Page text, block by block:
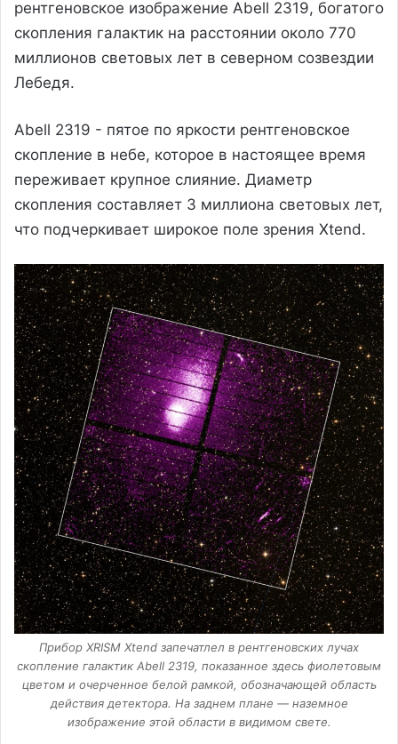
рентгеновское изображение Abell 2319, богатого
скопления галактик на расстоянии около 770
миллионов световых лет в северном созвездии
Лебедя.
Abell 2319 - пятое по яркости рентгеновское
скопление в небе, которое в настоящее время
переживает крупное слияние. Диаметр
скопления составляет 3 миллиона световых лет,
что подчеркивает широкое поле зрения Xtend.
Прибор XRISM Xtend запечатлел в рентгеновских лучах
скопление галактик Abell 2319, показанное здесь фиолетовым
цветом и очерченное белой рамкой, обозначающей область
действия детектора. На заднем плане — наземное
изображение этой области в видимом свете.